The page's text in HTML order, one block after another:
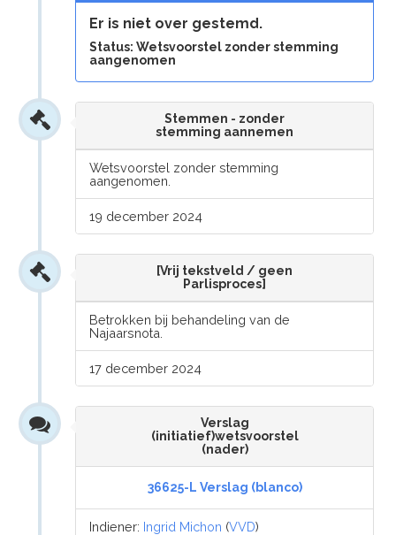
Er is niet over gestemd.
Status: Wetsvoorstel zonder stemming
aangenomen
Stemmen - zonder
stemming aannemen
Wetsvoorstel zonder stemming
aangenomen.
19 december 2024
[Vrij tekstveld / geen
Parlisproces]
Betrokken bij behandeling van de
Najaarsnota.
17 december 2024
Verslag
(initiatief)wetsvoorstel
(nader)
36625-L Verslag (blanco)
Indiener: Ingrid Michon (VVD)